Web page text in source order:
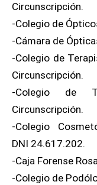
Circunscripción.
-Colegio de
-Cámara de
-Colegio de
Circunscripción.
-Colegio de
Circunscripción.
-Colegio
DNI 24.617.202.
-Caja Forense
-Colegio de